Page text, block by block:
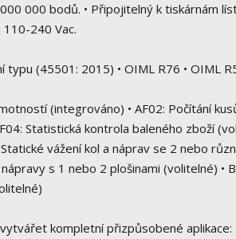
000 bodů. • Připojitelný k tiskárnám
240 Vac.
typu (45501: 2015) • OIML R76 • OIML
(integrováno) • AF02: Počítání
Statistická kontrola baleného zboží
vážení kol a náprav se 2 nebo
s 1 nebo 2 plošinami (volitelné) •
kompletní přizpůsobené